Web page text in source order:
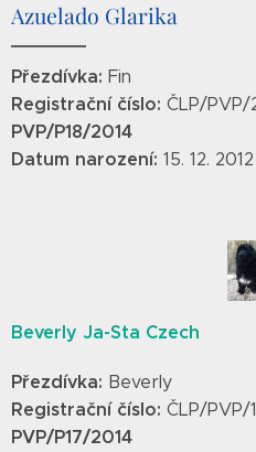
Azuelado Glarika
Přezdívka: Fin
Registrační číslo: ČLP/PVP/
PVP/P18/2014
Datum narození: 15. 12. 2012
Beverly Ja-Sta Czech
Přezdívka: Beverly
Registrační číslo: ČLP/PVP/
PVP/P17/2014